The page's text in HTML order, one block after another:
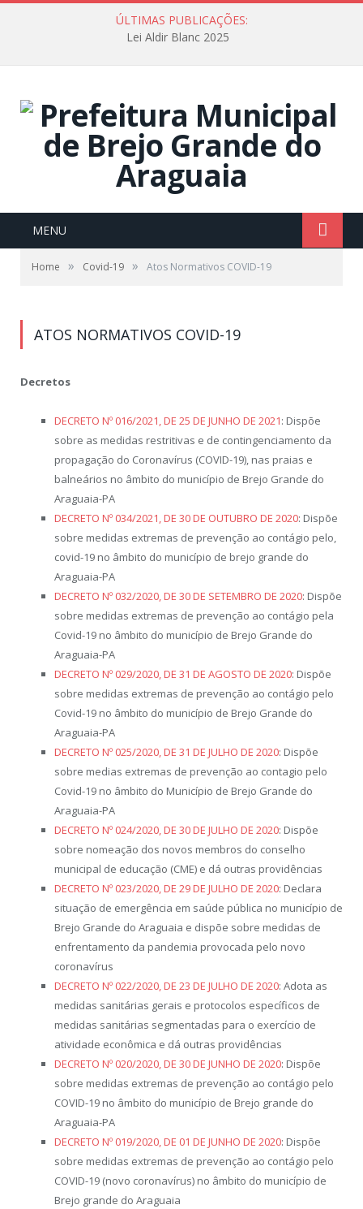
ÚLTIMAS PUBLICAÇÕES:
Lei Aldir Blanc 2025
MENU
Home » Covid-19 » Atos Normativos COVID-19
ATOS NORMATIVOS COVID-19
Decretos
DECRETO Nº 016/2021, DE 25 DE JUNHO DE 2021: Dispõe
sobre as medidas restritivas e de contingenciamento da
propagação do Coronavírus (COVID-19), nas praias e
balneários no âmbito do município de Brejo Grande do
Araguaia-PA
DECRETO Nº 034/2021, DE 30 DE OUTUBRO DE 2020: Dispõe
sobre medidas extremas de prevenção ao contágio pelo,
covid-19 no âmbito do município de brejo grande do
Araguaia-PA
DECRETO Nº 032/2020, DE 30 DE SETEMBRO DE 2020: Dispõe
sobre medidas extremas de prevenção ao contágio pela
Covid-19 no âmbito do município de Brejo Grande do
Araguaia-PA
DECRETO Nº 029/2020, DE 31 DE AGOSTO DE 2020: Dispõe
sobre medidas extremas de prevenção ao contágio pelo
Covid-19 no âmbito do município de Brejo Grande do
Araguaia-PA
DECRETO Nº 025/2020, DE 31 DE JULHO DE 2020: Dispõe
sobre medias extremas de prevenção ao contagio pelo
Covid-19 no âmbito do Município de Brejo Grande do
Araguaia-PA
DECRETO Nº 024/2020, DE 30 DE JULHO DE 2020: Dispõe
sobre nomeação dos novos membros do conselho
municipal de educação (CME) e dá outras providências
DECRETO Nº 023/2020, DE 29 DE JULHO DE 2020: Declara
situação de emergência em saúde pública no município de
Brejo Grande do Araguaia e dispõe sobre medidas de
enfrentamento da pandemia provocada pelo novo
coronavírus
DECRETO Nº 022/2020, DE 23 DE JULHO DE 2020: Adota as
medidas sanitárias gerais e protocolos específicos de
medidas sanitárias segmentadas para o exercício de
atividade econômica e dá outras providências
DECRETO Nº 020/2020, DE 30 DE JUNHO DE 2020: Dispõe
sobre medidas extremas de prevenção ao contágio pelo
COVID-19 no âmbito do município de Brejo grande do
Araguaia-PA
DECRETO Nº 019/2020, DE 01 DE JUNHO DE 2020: Dispõe
sobre medidas extremas de prevenção ao contágio pelo
COVID-19 (novo coronavírus) no âmbito do município de
Brejo grande do Araguaia